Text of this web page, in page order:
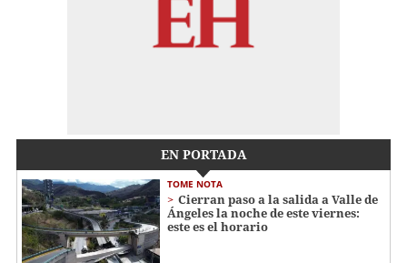
EN PORTADA
TOME NOTA
Cierran paso a la salida a Valle de
Ángeles la noche de este viernes:
este es el horario